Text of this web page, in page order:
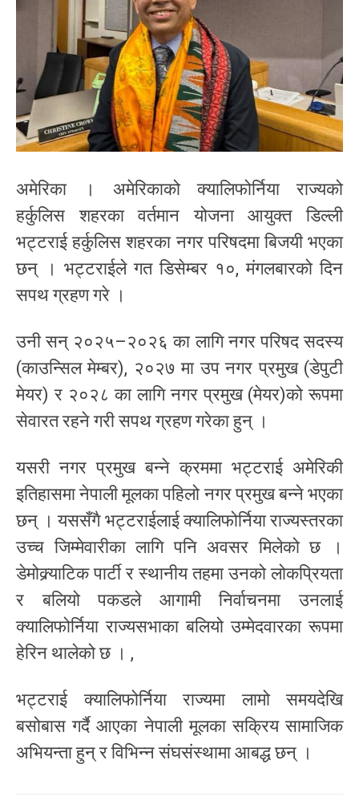
अमेरिका । अमेरिकाको क्यालिफोर्निया राज्यको
हर्कुलिस शहरका वर्तमान योजना आयुक्त डिल्ली
भट्टराई हर्कुलिस शहरका नगर परिषदमा बिजयी भएका
छन् । भट्टराईले गत डिसेम्बर १०, मंगलबारको दिन
सपथ ग्रहण गरे ।
उनी सन् २०२५–२०२६ का लागि नगर परिषद सदस्य
(काउन्सिल मेम्बर), २०२७ मा उप नगर प्रमुख (डेपुटी
मेयर) र २०२८ का लागि नगर प्रमुख (मेयर)को रूपमा
सेवारत रहने गरी सपथ ग्रहण गरेका हुन् ।
यसरी नगर प्रमुख बन्ने क्रममा भट्टराई अमेरिकी
इतिहासमा नेपाली मूलका पहिलो नगर प्रमुख बन्ने भएका
छन् । यससँगै भट्टराईलाई क्यालिफोर्निया राज्यस्तरका
उच्च जिम्मेवारीका लागि पनि अवसर मिलेको छ ।
डेमोक्र्याटिक पार्टी र स्थानीय तहमा उनको लोकप्रियता
र बलियो पकडले आगामी निर्वाचनमा उनलाई
क्यालिफोर्निया राज्यसभाका बलियो उम्मेदवारका रूपमा
हेरिन थालेको छ । ,
भट्टराई क्यालिफोर्निया राज्यमा लामो समयदेखि
बसोबास गर्दै आएका नेपाली मूलका सक्रिय सामाजिक
अभियन्ता हुन् र विभिन्न संघसंस्थामा आबद्ध छन् ।